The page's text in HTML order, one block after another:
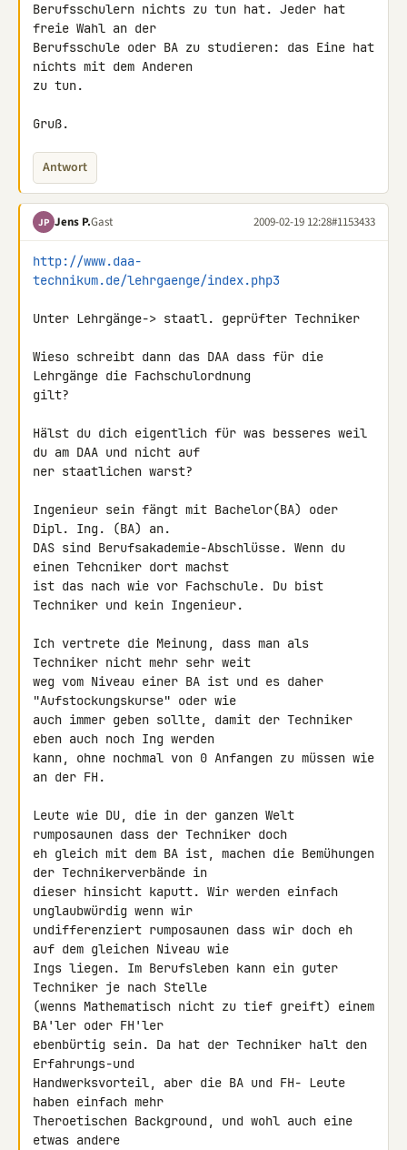
Berufsschulern nichts zu tun hat. Jeder hat
freie Wahl an der
Berufsschule oder BA zu studieren: das Eine hat
nichts mit dem Anderen
zu tun.
Gruß.
Antwort
JP Jens P.Gast 2009-02-19 12:28#1153433
http://www.daa-
technikum.de/lehrgaenge/index.php3
Unter Lehrgänge-> staatl. geprüfter Techniker
Wieso schreibt dann das DAA dass für die
Lehrgänge die Fachschulordnung
gilt?
Hälst du dich eigentlich für was besseres weil
du am DAA und nicht auf
ner staatlichen warst?
Ingenieur sein fängt mit Bachelor(BA) oder
Dipl. Ing. (BA) an.
DAS sind Berufsakademie-Abschlüsse. Wenn du
einen Tehcniker dort machst
ist das nach wie vor Fachschule. Du bist
Techniker und kein Ingenieur.
Ich vertrete die Meinung, dass man als
Techniker nicht mehr sehr weit
weg vom Niveau einer BA ist und es daher
"Aufstockungskurse" oder wie
auch immer geben sollte, damit der Techniker
eben auch noch Ing werden
kann, ohne nochmal von 0 Anfangen zu müssen wie
an der FH.
Leute wie DU, die in der ganzen Welt
rumposaunen dass der Techniker doch
eh gleich mit dem BA ist, machen die Bemühungen
der Technikerverbände in
dieser hinsicht kaputt. Wir werden einfach
unglaubwürdig wenn wir
undifferenziert rumposaunen dass wir doch eh
auf dem gleichen Niveau wie
Ings liegen. Im Berufsleben kann ein guter
Techniker je nach Stelle
(wenns Mathematisch nicht zu tief greift) einem
BA'ler oder FH'ler
ebenbürtig sein. Da hat der Techniker halt den
Erfahrungs-und
Handwerksvorteil, aber die BA und FH- Leute
haben einfach mehr
Theroetischen Background, und wohl auch eine
etwas andere